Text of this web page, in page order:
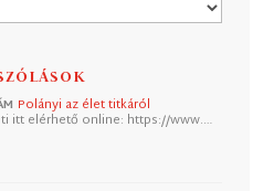
Polányi az élet titkáról
itt elérhető online: https://www.…